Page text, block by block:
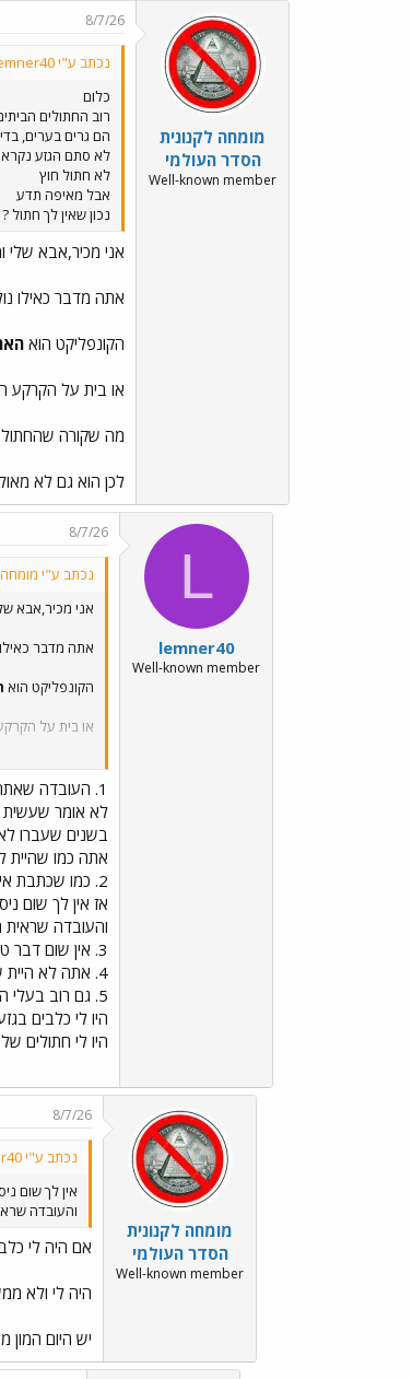
מומחה לקנונית
הסדר העולמי
Well-known member
8/7/26
נכתב ע"י lemner40:
כלום
רוב החתולים
הם גרים בערים,
לא סתם הגזע נקרא
לא חתול חוץ
אבל מאיפה תדע
נכון שאין לך חתול
אני מכיר,אבא שלי
אתה מדבר כאילו נולדתי אתמול אני
הקונפליקט הוא
או בית על הקרקע
מה שקורה שהחתול
לכן הוא גם לא
L
lemner40
Well-known member
8/7/26
נכתב ע"י
אני מכיר,אבא
אתה מדבר כאילו נולדתי אתמול
הקונפליקט הוא
או בית על
לכן הוא גם לא
1. העובדה שאתה מתקיים בעולם 53 שנה
לא אומר
בשנים שעברו
אתה כמו שהיית לפני
2. כמו שכתבת אין לך חתול ולא היה לך
אז אין לך שום
והעובדה
3. אין שום דבר טבעי בעולם הזה
4. אתה לא היית שורד יום אחד בטבע
5. גם רוב בעלי החיים שלנו לא
היו לי כלבים
היו לי חתולים
מומחה לקנונית
הסדר העולמי
Well-known member
8/7/26
נכתב ע"י lemner40:
אין לך שום
והעובדה
אם היה לי
היה לי ולא
יש היום המון